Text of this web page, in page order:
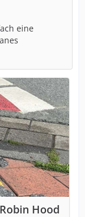
eine
Hood